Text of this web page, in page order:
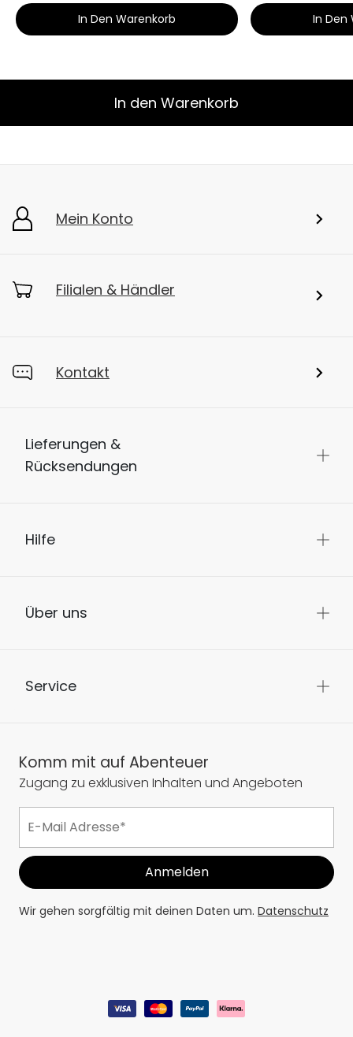
In Den Warenkorb In Den
In den Warenkorb
Mein Konto
Filialen & Händler
Kontakt
Lieferungen &
Rücksendungen
Hilfe
Über uns
Service
Komm mit auf Abenteuer
Zugang zu exklusiven Inhalten und Angeboten
Wir gehen sorgfältig mit deinen Daten um. Datenschutz